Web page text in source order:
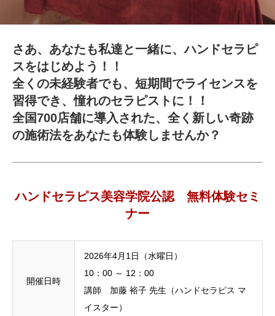
さあ、あなたも私達と一緒に、ハンドセラピ
スをはじめよう！！
全くの未経験者でも、短期間でライセンスを
習得でき、憧れのセラピストに！！
全国700店舗に導入された、全く新しい奇跡
の施術法をあなたも体験しませんか？
ハンドセラピス美容学院公認 無料体験セミ
ナー
開催日時
2026年4月1日（水曜日）
10：00 ～ 12：00
講師 加藤 裕子 先生（ハンドセラピス マ
イスター）